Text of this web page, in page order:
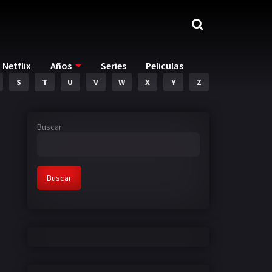
Netflix Años Series Peliculas
S T U V W X Y Z
Buscar
Buscar